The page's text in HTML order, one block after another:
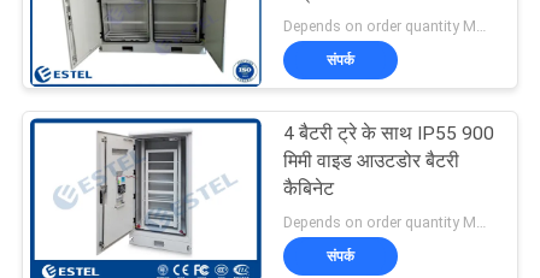
साइटमैप
PRIVACY
POLICY
आउटडोर दूरसंचार
कैबिनेट
41
Depends on order quantity MOQ:एक सेट
संपर्क
4 बैटरी ट्रे के साथ IP55 900
मिमी वाइड आउटडोर बैटरी
कैबिनेट
संपर्क